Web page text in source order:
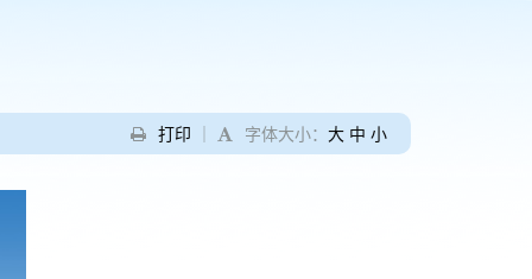
打印 ｜ 字体大小： 大 中 小